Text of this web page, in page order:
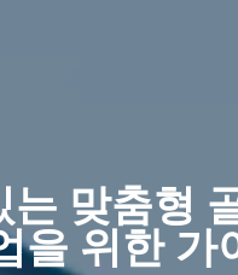
는 맞춤형
을 위한 가